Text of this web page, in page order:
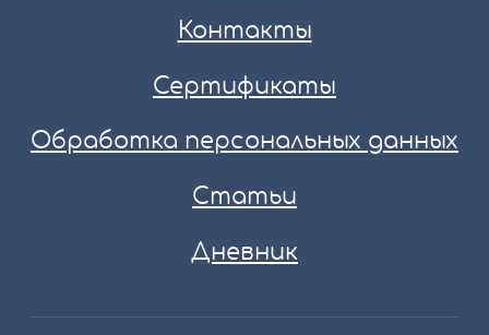
Контакты
Сертификаты
Обработка персональных данных
Статьи
Дневник